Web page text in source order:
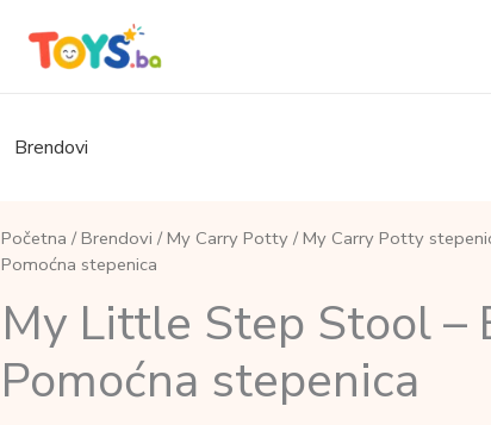
Brendovi
Početna / Brendovi / My Carry Potty/ My Carry Potty
Pomoćna stepenica
My Little Step Stool –
Pomoćna stepenica